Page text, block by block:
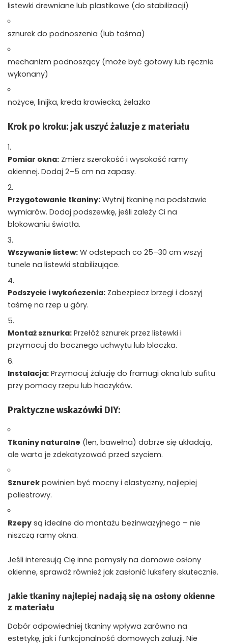
listewki drewniane lub plastikowe (do stabilizacji)
sznurek do podnoszenia (lub taśma)
mechanizm podnoszący (może być gotowy lub ręcznie
wykonany)
nożyce, linijka, kreda krawiecka, żelazko
Krok po kroku: jak uszyć żaluzje z materiału
Pomiar okna: Zmierz szerokość i wysokość ramy
okiennej. Dodaj 2–5 cm na zapasy.
Przygotowanie tkaniny: Wytnij tkaninę na podstawie
wymiarów. Dodaj podszewkę, jeśli zależy Ci na
blokowaniu światła.
Wszywanie listew: W odstepach co 25–30 cm wszyj
tunele na listewki stabilizujące.
Podszycie i wykończenia: Zabezpiecz brzegi i doszyj
taśmę na rzep u góry.
Montaż sznurka: Przełóż sznurek przez listewki i
przymocuj do bocznego uchwytu lub bloczka.
Instalacja: Przymocuj żaluzję do framugi okna lub sufitu
przy pomocy rzepu lub haczyków.
Praktyczne wskazówki DIY:
Tkaniny naturalne (len, bawełna) dobrze się układają,
ale warto je zdekatyzować przed szyciem.
Sznurek powinien być mocny i elastyczny, najlepiej
poliestrowy.
Rzepy są idealne do montażu bezinwazyjnego – nie
niszczą ramy okna.
Jeśli interesują Cię inne pomysły na domowe osłony
okienne, sprawdź również jak zasłonić luksfery skutecznie.
Jakie tkaniny najlepiej nadają się na osłony okienne
z materiału
Dobór odpowiedniej tkaniny wpływa zarówno na
estetykę, jak i funkcjonalność domowych żaluzji. Nie